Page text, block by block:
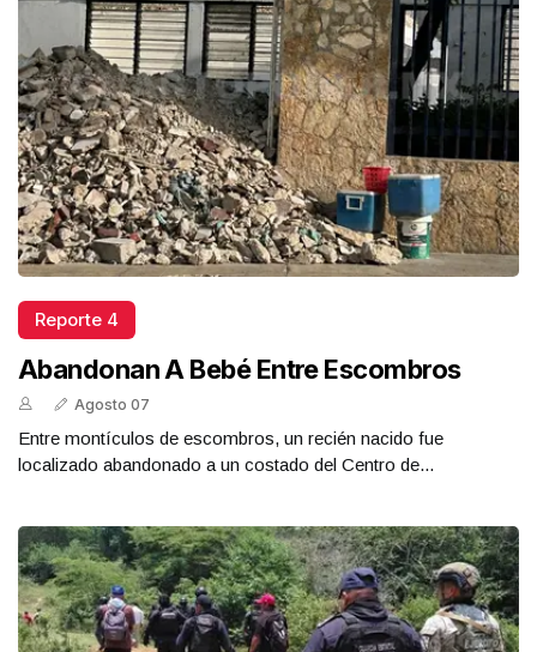
Reporte 4
Abandonan A Bebé Entre Escombros
Agosto 07
Entre montículos de escombros, un recién nacido fue
localizado abandonado a un costado del Centro de...